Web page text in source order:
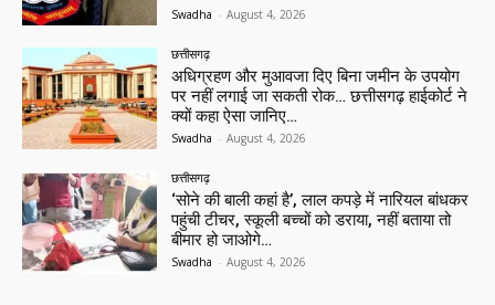
Swadha - August 4, 2026
छत्तीसगढ़
अधिग्रहण और मुआवजा दिए बिना जमीन के उपयोग
पर नहीं लगाई जा सकती रोक… छत्तीसगढ़ हाईकोर्ट ने
क्यों कहा ऐसा जानिए…
Swadha - August 4, 2026
छत्तीसगढ़
‘सोने की बाली कहां है’, लाल कपड़े में नारियल बांधकर
पहुंची टीचर, स्कूली बच्चों को डराया, नहीं बताया तो
बीमार हो जाओगे…
Swadha - August 4, 2026